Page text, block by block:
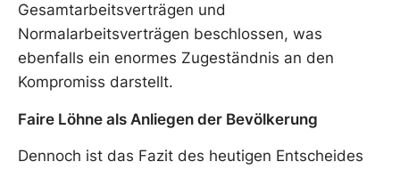
Gesamtarbeitsverträgen und
Normalarbeitsverträgen beschlossen, was
ebenfalls ein enormes Zugeständnis an den
Kompromiss darstellt.
Faire Löhne als Anliegen der Bevölkerung
Dennoch ist das Fazit des heutigen Entscheides